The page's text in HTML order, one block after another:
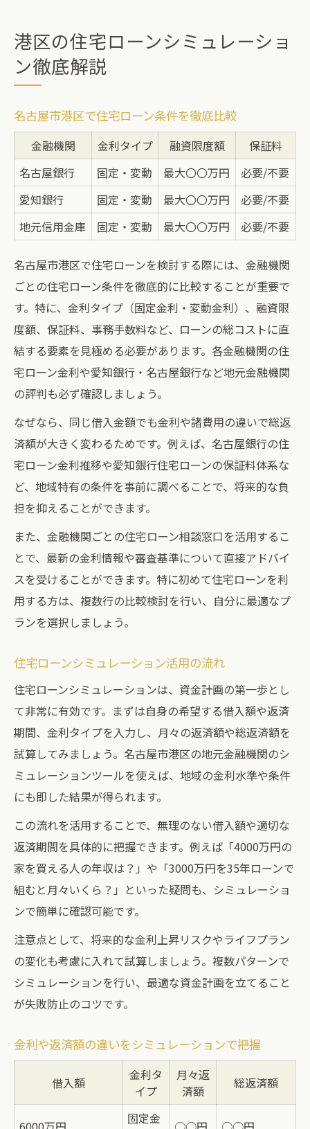
初めての住宅ローン計画で失敗しないコツ
理想の資金計画を実現する最新住宅ローン術
住宅ローン選びで資金計画を最適化する方
年収に応じた住宅ローンの安全な組み方
港区で理想の返済プランを立てるポイント
住宅ローン術で叶える無理のない購入
複数金融機関の住宅ローン条件比較表
住宅ローン金利動向から選ぶ賢い借入方法
港区で注目の住宅ローン金利推移まとめ
変動金利と固定金利の選び方ガイド
金利上昇時に備える住宅ローン対策
住宅ローン借入方法の賢い比較ポイント
最新金利情報を活かした返済計画
住宅ローン審査を乗り切るための準備ポイント
住宅ローン審査の流れと必要書類一覧
港区で審査が通りやすい条件を解説
審査に強くなる住宅ローンシミュレーショ
ン法
収入や借入額が審査に与える影響とは
住宅ローン審査の落とし穴と対策
地元金融機関で安心の住宅ローン相談を実践
港区で利用できる住宅ローン相談窓口一覧
地元金融機関の住宅ローン相談活用法
住宅ローン相談時に準備すべきポイント
名古屋銀行・愛知銀行の相談サービス比較
住宅ローン相談から契約までの流れ
年収別・住宅ローン返済額早見表
無理のない月々返済額の算出ポイント
住宅ローン返済プランの立て方実例
港区で人気の購入プランを徹底解説
返済負担率35％以内に抑えるコツ
港区の住宅ローンシミュレーショ
ン徹底解説
名古屋市港区で住宅ローン条件を徹底比較
金融機関 金利タイプ 融資限度額
保証料
名古屋銀行
固定・変動 最大〇〇万円
必要/不要
愛知銀行
固定・変動 最大〇〇万円
必要/不要
地元信用金庫
固定・変動 最大〇〇万円 必要/不要
名古屋市港区で住宅ローンを検討する際には、金融機関
ごとの住宅ローン条件を徹底的に比較することが重要で
す。特に、金利タイプ（固定金利・変動金利）、融資限
度額、保証料、事務手数料など、ローンの総コストに直
結する要素を見極める必要があります。各金融機関の住
宅ローン金利や愛知銀行・名古屋銀行など地元金融機関
の評判も必ず確認しましょう。
なぜなら、同じ借入金額でも金利や諸費用の違いで総返
済額が大きく変わるためです。例えば、名古屋銀行の住
宅ローン金利推移や愛知銀行住宅ローンの保証料体系な
ど、地域特有の条件を事前に調べることで、将来的な負
担を抑えることができます。
また、金融機関ごとの住宅ローン相談窓口を活用するこ
とで、最新の金利情報や審査基準について直接アドバイ
スを受けることができます。特に初めて住宅ローンを利
用する方は、複数行の比較検討を行い、自分に最適なプ
ランを選択しましょう。
住宅ローンシミュレーション活用の流れ
住宅ローンシミュレーションは、資金計画の第一歩とし
て非常に有効です。まずは自身の希望する借入額や返済
期間、金利タイプを入力し、月々の返済額や総返済額を
試算してみましょう。名古屋市港区の地元金融機関のシ
ミュレーションツールを使えば、地域の金利水準や条件
にも即した結果が得られます。
この流れを活用することで、無理のない借入額や適切な
返済期間を具体的に把握できます。例えば「4000万円の
家を買える人の年収は？」や「3000万円を35年ローンで
組むと月々いくら？」といった疑問も、シミュレーショ
ンで簡単に確認可能です。
注意点として、将来的な金利上昇リスクやライフプラン
の変化も考慮に入れて試算しましょう。複数パターンで
シミュレーションを行い、最適な資金計画を立てること
が失敗防止のコツです。
金利や返済額の違いをシミュレーションで把握
借入額
金利タ
イプ
月々返
済額
総返済額
固定金